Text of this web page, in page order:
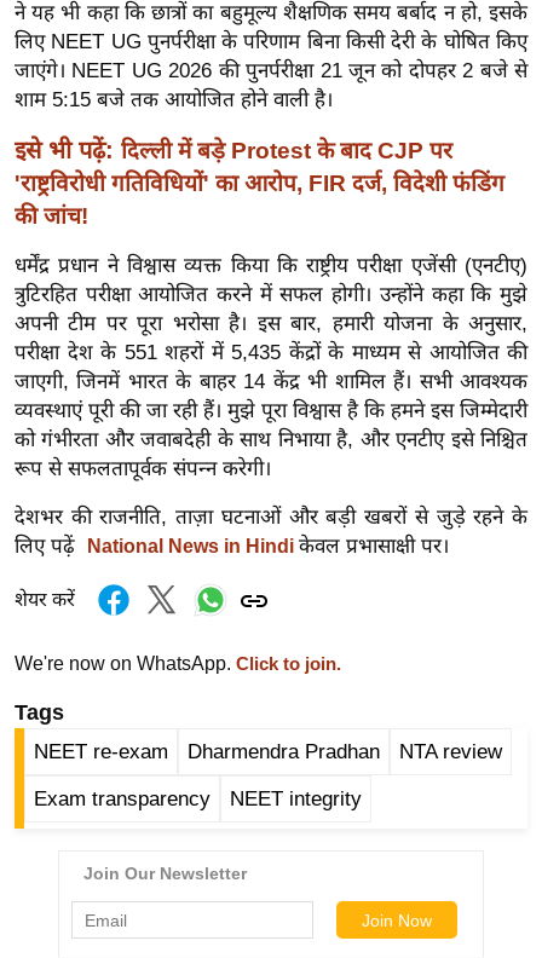
डि
या
सा
त्य
ज
ग
ऑ
टो
व
र्ल्ड
न्यू
ज
ब्री
फ
म
रं
न
ज
त
बॉ
ने यह भी कहा कि छात्रों का बहुमूल्य शैक्षणिक समय बर्बाद न हो, इसके
लिए NEET UG पुनर्परीक्षा के परिणाम बिना किसी देरी के घोषित किए
जाएंगे। NEET UG 2026 की पुनर्परीक्षा 21 जून को दोपहर 2 बजे से
शाम 5:15 बजे तक आयोजित होने वाली है।
इसे भी पढ़ें: दिल्ली में बड़े Protest के बाद CJP पर
'राष्ट्रविरोधी गतिविधियों' का आरोप, FIR दर्ज, विदेशी फंडिंग
की जांच!
धर्मेंद्र प्रधान ने विश्वास व्यक्त किया कि राष्ट्रीय परीक्षा एजेंसी (एनटीए)
त्रुटिरहित परीक्षा आयोजित करने में सफल होगी। उन्होंने कहा कि मुझे
अपनी टीम पर पूरा भरोसा है। इस बार, हमारी योजना के अनुसार,
परीक्षा देश के 551 शहरों में 5,435 केंद्रों के माध्यम से आयोजित की
जाएगी, जिनमें भारत के बाहर 14 केंद्र भी शामिल हैं। सभी आवश्यक
व्यवस्थाएं पूरी की जा रही हैं। मुझे पूरा विश्वास है कि हमने इस जिम्मेदारी
को गंभीरता और जवाबदेही के साथ निभाया है, और एनटीए इसे निश्चित
रूप से सफलतापूर्वक संपन्न करेगी।
देशभर की राजनीति, ताज़ा घटनाओं और बड़ी खबरों से जुड़े रहने के
लिए पढ़ें
National News in Hindi केवल प्रभासाक्षी पर।
शेयर करें
We're now on WhatsApp. Click to join.
Tags
NEET re-exam Dharmendra Pradhan NTA review
Exam transparency NEET integrity